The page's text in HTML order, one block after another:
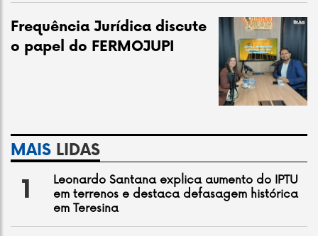
Frequência Jurídica discute
o papel do FERMOJUPI
MAIS LIDAS
1
Leonardo Santana explica aumento do IPTU
em terrenos e destaca defasagem histórica
em Teresina